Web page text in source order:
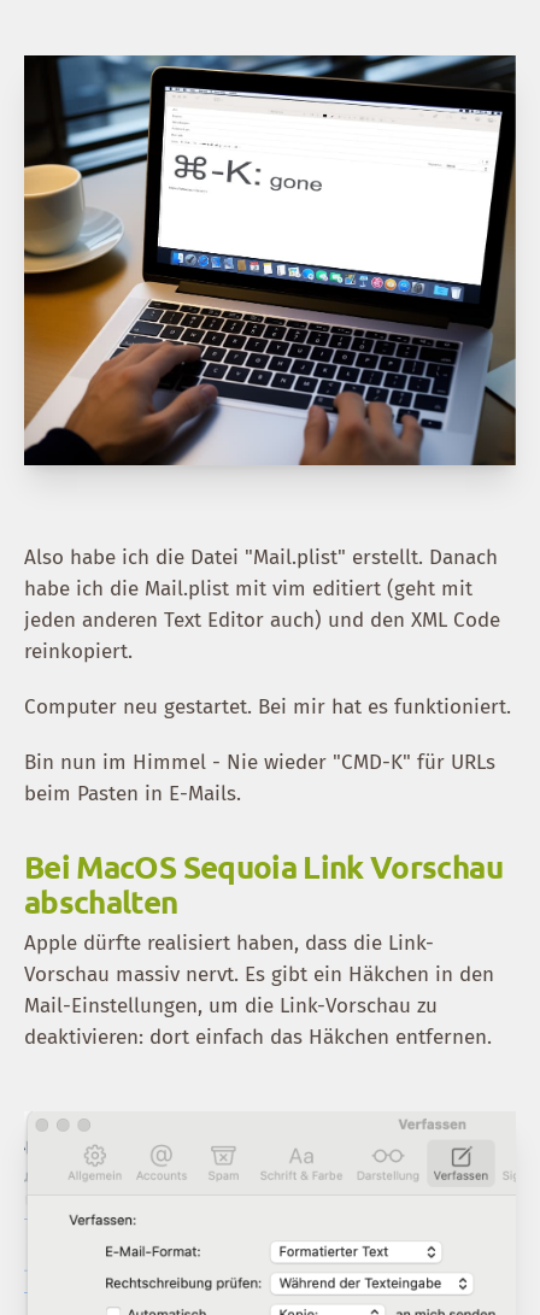
Also habe ich die Datei "Mail.plist" erstellt. Danach
habe ich die Mail.plist mit vim editiert (geht mit
jeden anderen Text Editor auch) und den XML Code
reinkopiert.
Computer neu gestartet. Bei mir hat es funktioniert.
Bin nun im Himmel - Nie wieder "CMD-K" für URLs
beim Pasten in E-Mails.
Bei MacOS Sequoia Link Vorschau
abschalten
Apple dürfte realisiert haben, dass die Link-
Vorschau massiv nervt. Es gibt ein Häkchen in den
Mail-Einstellungen, um die Link-Vorschau zu
deaktivieren: dort einfach das Häkchen entfernen.